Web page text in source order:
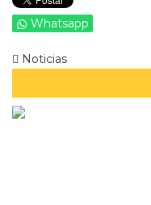
Whatsapp
Noticias